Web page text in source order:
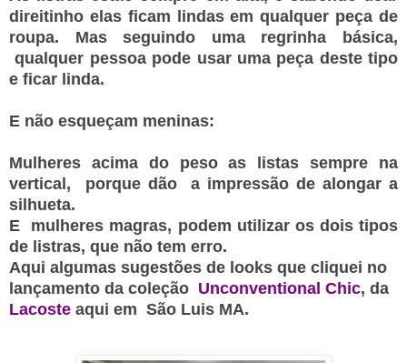
direitinho elas ficam lindas em qualquer peça de
roupa. Mas seguindo uma regrinha básica,
qualquer pessoa pode usar uma peça deste tipo
e ficar linda.
E não esqueçam meninas:
Mulheres acima do peso as listas sempre na
vertical, porque dão a impressão de alongar a
silhueta.
E mulheres magras, podem utilizar os dois tipos
de listras, que não tem erro.
Aqui algumas sugestões de looks que cliquei no
lançamento da coleção Unconventional Chic, da
Lacoste aqui em São Luis MA.